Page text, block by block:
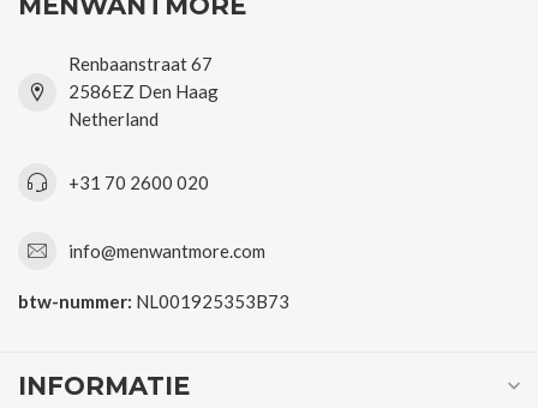
Renbaanstraat 67
2586EZ Den Haag
Netherland
+31 70 2600 020
info@menwantmore.com
btw-nummer: NL001925353B73
INFORMATIE